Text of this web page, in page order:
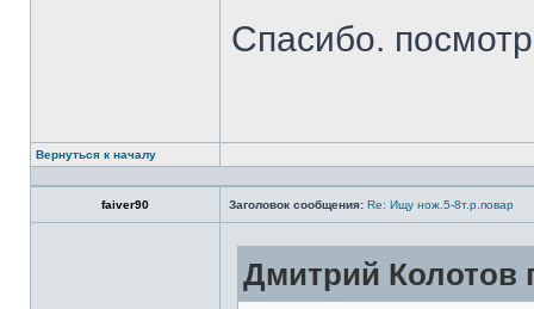
Спасибо.
Вернуться к началу
faiver90 Заголовок сообщения: Re: Ищу нож.5-8т.р.повар
Дмитрий Колотов